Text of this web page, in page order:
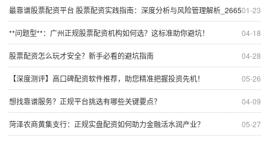
01-23
最靠谱股票配资平台 股票配资实践指南：深度分析与风险管理解析_2665
04-18
**问题型**：广州正规股票配资机构如何选？这标准助你避坑！
04-28
股票配资怎么玩才安全？新手必看的避坑指南
05-26
【深度测评】高口碑配资软件推荐，助您精准把握投资先机！
04-09
想找靠谱服务？正规平台挑选有哪些关键要点？
05-27
菏泽农商黄集支行：正规实盘配资如何助力金融活水润产业？